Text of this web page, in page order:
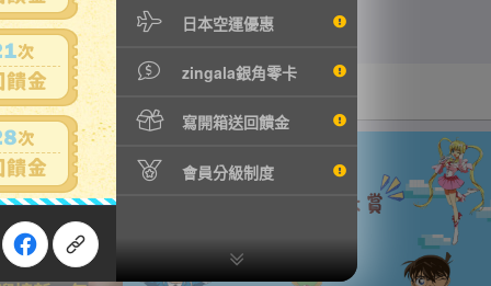
日本空運優惠
zingala銀角零卡
寫開箱送回饋金
會員分級制度
機車用品